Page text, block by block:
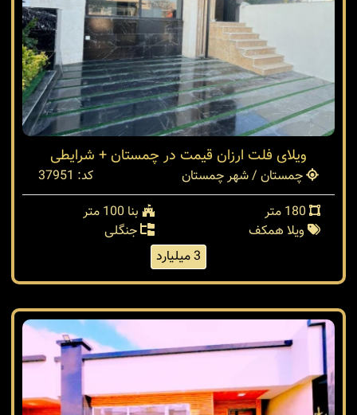
ویلای فلت ارزان قیمت در چمستان + شرایطی
چمستان / شهر چمستان
کد: 37951
بنا 100 متر
ویلا همکف
جنگلی
3 میلیارد